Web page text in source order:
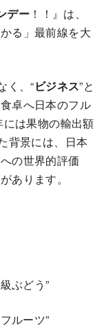
デー ！！』は、
る」最前線を大
く、“ビジネス”と
卓へ日本のフル
は果物の輸出額
背景には、日本
の世界的評価
あります。
ぶどう”
ルーツ”